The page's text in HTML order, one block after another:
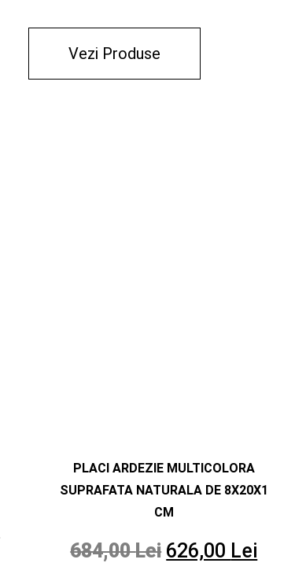
Vezi Produse
PLACI ARDEZIE MULTICOLORA
SUPRAFATA NATURALA DE 8X20X1
CM
684,00Lei 626,00 Lei